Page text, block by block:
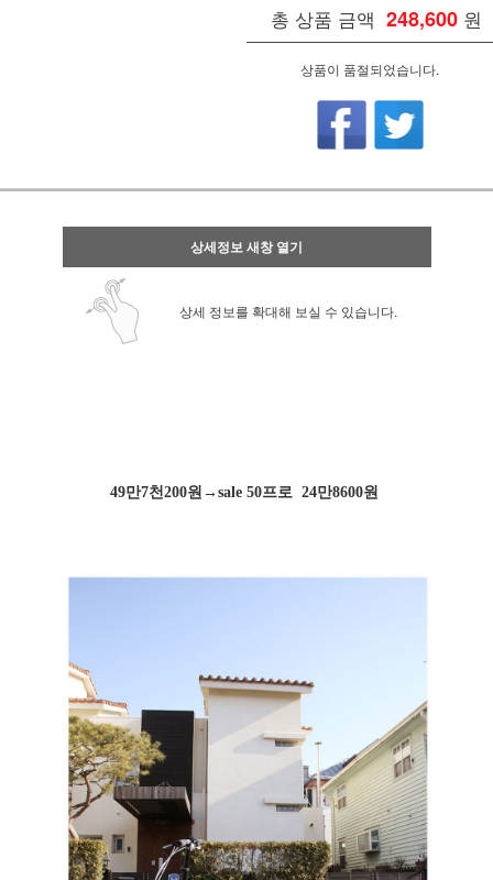
총 상품 금액 248,600 원
상품이 품절되었습니다.
상세정보 새창 열기
상세 정보를 확대해 보실 수 있습니다.
49만7천200원→sale 50프로 24만8600원